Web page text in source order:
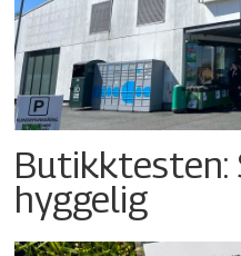
Butikktesten:
hyggelig